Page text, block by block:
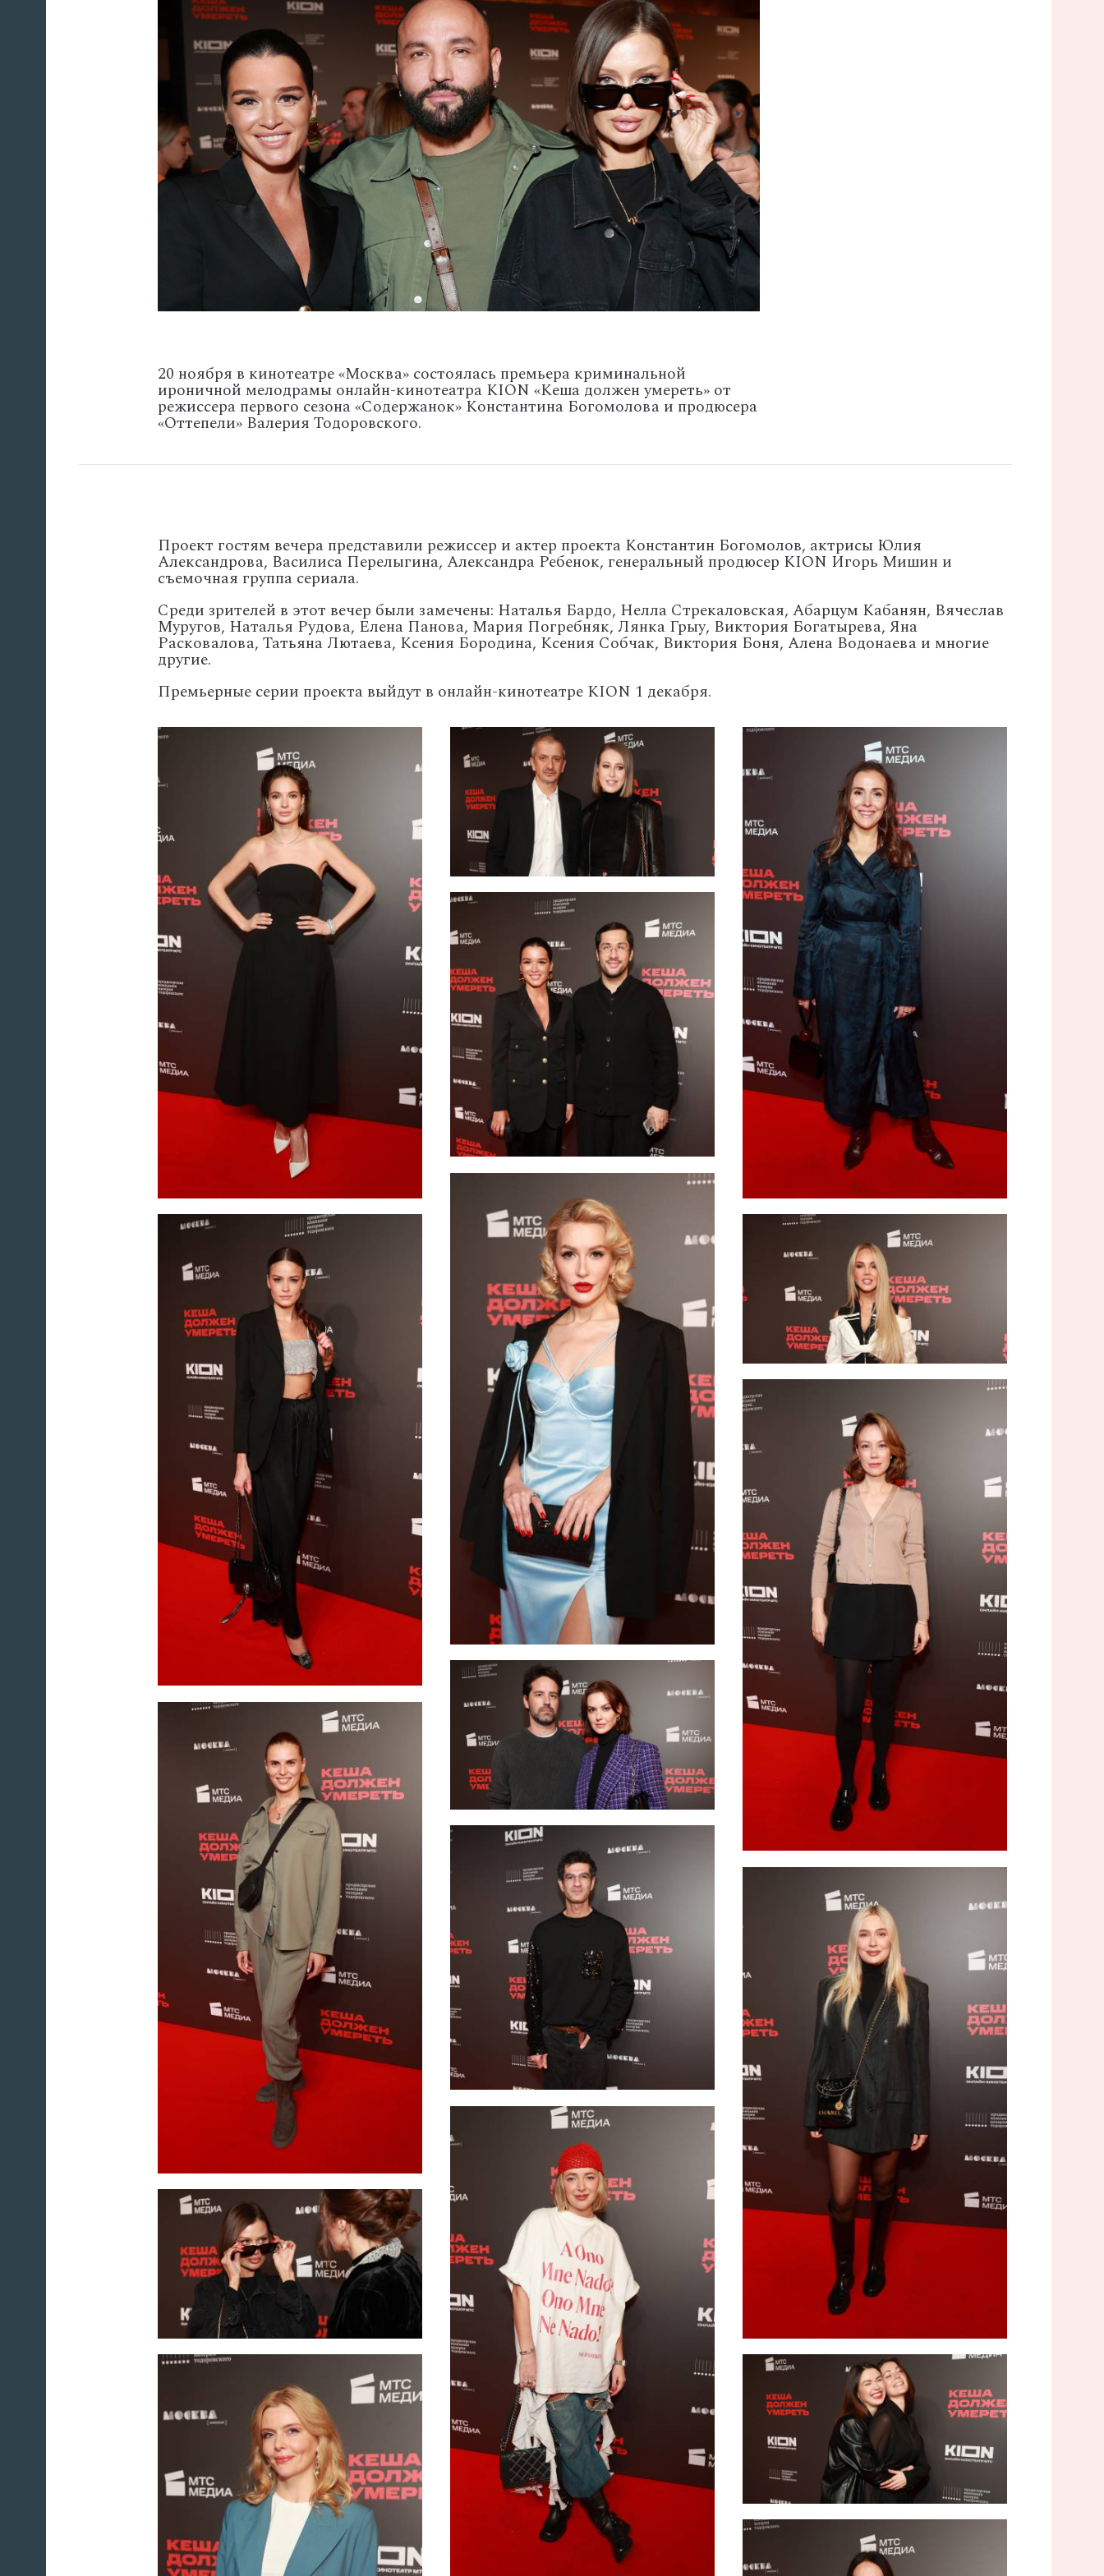
20 ноября в кинотеатре «Москва» состоялась премьера криминальной
ироничной мелодрамы онлайн-кинотеатра KION «Кеша должен умереть» от
режиссера первого сезона «Содержанок» Константина Богомолова и продюсера
«Оттепели» Валерия Тодоровского.
Проект гостям вечера представили режиссер и актер проекта Константин Богомолов, актрисы Юлия
Александрова, Василиса Перелыгина, Александра Ребенок, генеральный продюсер KION Игорь Мишин и
съемочная группа сериала.
Среди зрителей в этот вечер были замечены: Наталья Бардо, Нелла Стрекаловская, Абарцум Кабанян, Вячеслав
Муругов, Наталья Рудова, Елена Панова, Мария Погребняк, Лянка Грыу, Виктория Богатырева, Яна
Расковалова, Татьяна Лютаева, Ксения Бородина, Ксения Собчак, Виктория Боня, Алена Водонаева и многие
другие.
Премьерные серии проекта выйдут в онлайн-кинотеатре KION 1 декабря.
'